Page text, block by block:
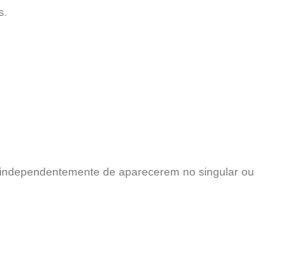
de aparecerem no singular ou